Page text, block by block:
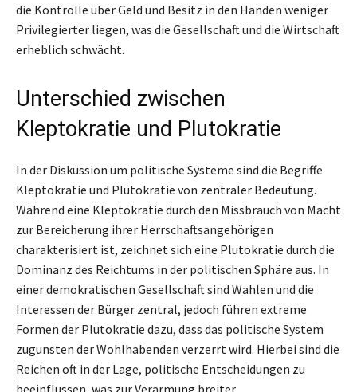
die Kontrolle über Geld und Besitz in den Händen weniger
Privilegierter liegen, was die Gesellschaft und die Wirtschaft
erheblich schwächt.
Unterschied zwischen
Kleptokratie und Plutokratie
In der Diskussion um politische Systeme sind die Begriffe
Kleptokratie und Plutokratie von zentraler Bedeutung.
Während eine Kleptokratie durch den Missbrauch von Macht
zur Bereicherung ihrer Herrschaftsangehörigen
charakterisiert ist, zeichnet sich eine Plutokratie durch die
Dominanz des Reichtums in der politischen Sphäre aus. In
einer demokratischen Gesellschaft sind Wahlen und die
Interessen der Bürger zentral, jedoch führen extreme
Formen der Plutokratie dazu, dass das politische System
zugunsten der Wohlhabenden verzerrt wird. Hierbei sind die
Reichen oft in der Lage, politische Entscheidungen zu
beeinflussen, was zur Verarmung breiter